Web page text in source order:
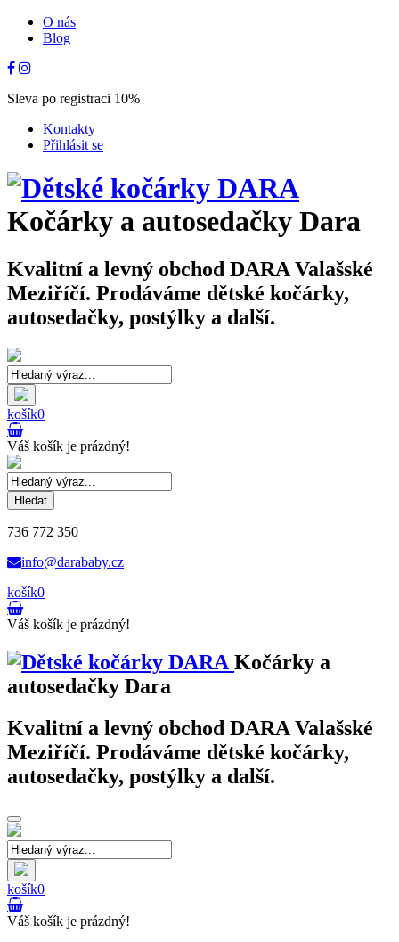
O nás
Blog
Sleva po registraci 10%
Kontakty
Přihlásit se
Kočárky a autosedačky Dara
Kvalitní a levný obchod DARA Valašské
Meziříčí. Prodáváme dětské kočárky,
autosedačky, postýlky a další.
košík0
Váš košík je prázdný!
Hledat
736 772 350
info@darababy.cz
košík0
Váš košík je prázdný!
Kočárky a
autosedačky Dara
Kvalitní a levný obchod DARA Valašské
Meziříčí. Prodáváme dětské kočárky,
autosedačky, postýlky a další.
Toggle
navigation
košík0
Váš košík je prázdný!